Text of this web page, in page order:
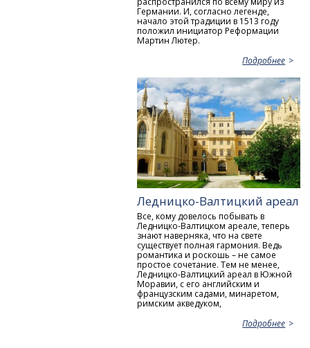
Германии. И, согласно легенде,
начало этой традиции в 1513 году
положил инициатор Реформации
Мартин Лютер.
Подробнее
Ледницко-Валтицкий ареал
Все, кому довелось побывать в
Ледницко-Валтицком ареале, теперь
знают наверняка, что на свете
существует полная гармония. Ведь
романтика и роскошь – не самое
простое сочетание. Тем не менее,
Ледницко-Валтицкий ареал в Южной
Моравии, с его английским и
французским садами, минаретом,
римским акведуком,
Подробнее